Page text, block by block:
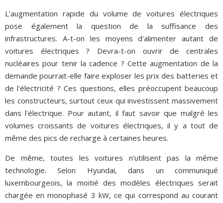
L'augmentation rapide du volume de voitures électriques
pose également la question de la suffisance des
infrastructures. A-t-on les moyens d'alimenter autant de
voitures électriques ? Devra-t-on ouvrir de centrales
nucléaires pour tenir la cadence ? Cette augmentation de la
demande pourrait-elle faire exploser les prix des batteries et
de l'électricité ? Ces questions, elles préoccupent beaucoup
les constructeurs, surtout ceux qui investissent massivement
dans l'électrique. Pour autant, il faut savoir que malgré les
volumes croissants de voitures électriques, il y a tout de
même des pics de recharge à certaines heures.
De même, toutes les voitures n'utilisent pas la même
technologie. Selon Hyundai, dans un communiqué
luxembourgeois, la moitié des modèles électriques serait
chargée en monophasé 3 kW, ce qui correspond au courant